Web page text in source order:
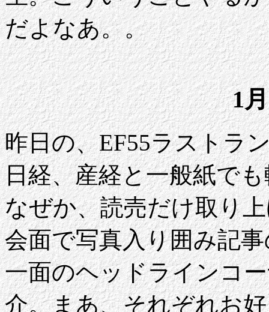
だよなあ。。
1
昨日の、EF55ラストラ
日経、産経と一般紙で
なぜか、読売だけ取り
会面で写真入り囲み記
一面のヘッドラインコ
介。まあ、それぞれお